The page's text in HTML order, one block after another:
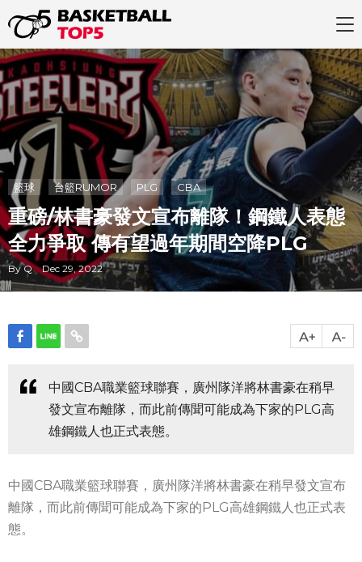
籃球 台籃RUMOR PLG CBA
重磅/林書豪發文宣布離隊！鋼鐵人表態
全力爭取 傳有望過年期間空降PLG
By Q Dec 29, 2022
中國CBA職業籃球聯賽，廣州隊洋將林書豪在稍早
發文宣布離隊，而此前傳聞可能成為下家的PLG高
雄鋼鐵人也正式表態。
中國CBA職業籃球聯賽，廣州隊洋將林書豪在稍早發文宣布
離隊，而此前傳聞可能成為下家的PLG高雄鋼鐵人也正式表
態。